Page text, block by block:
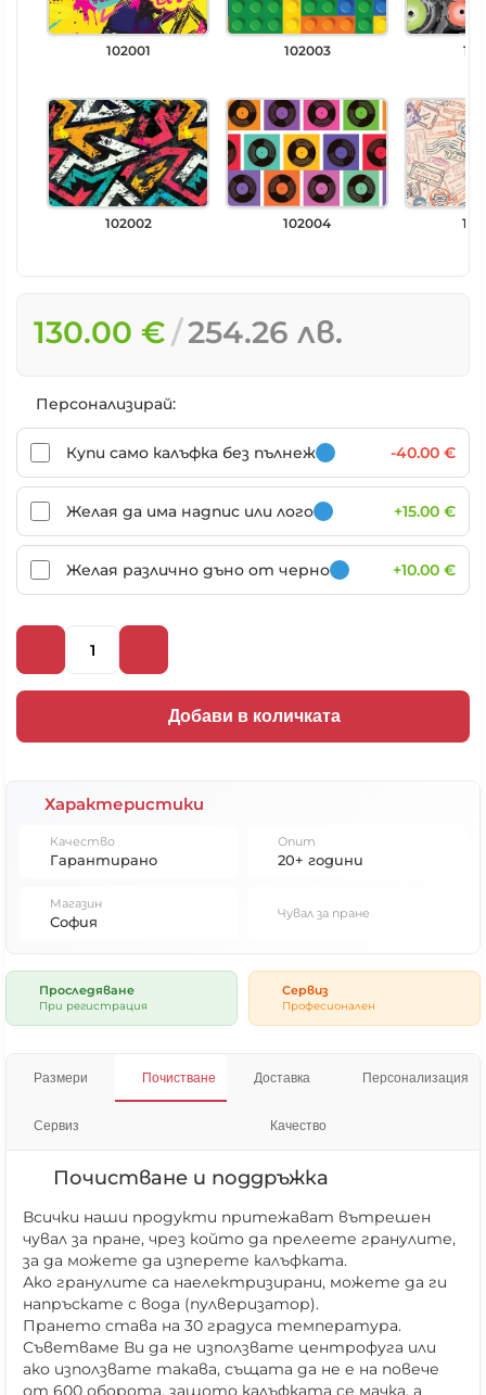
102001
102002
102003
102004
130.00 € 254.26 лв.
Персонализирай:
Купи само калъфка без пълнеж -40.00 €
Желая да има надпис или лого +15.00 €
Желая различно дъно от черно +10.00 €
Добави в количката
Характеристики
Качество
Гарантирано
Опит
20+ години
Магазин
София Чувал за пране
Проследяване
При регистрация
Сервиз
Професионален
Размери Почистване Доставка Персонализация
Сервиз Качество
Почистване и поддръжка
Всички наши продукти притежават вътрешен
чувал за пране, чрез който да прелеете гранулите,
за да можете да изперете калъфката.
Ако гранулите са наелектризирани, можете да ги
напръскате с вода (пулверизатор).
Прането става на 30 градуса температура.
Съветваме Ви да не използвате центрофуга или
ако използвате такава, същата да не е на повече
от 600 оборота, защото калъфката се мачка, а